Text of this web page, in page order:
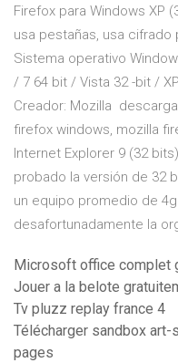
Firefox para Windows XP
usa pestañas, usa cifrado
Sistema operativo
/ 7 64 bit / Vista 32 -bit /
Creador: Mozilla
firefox windows, mozilla
Internet Explorer 9 (32
probado la versión de 32
un equipo promedio de 4g
desafortunadamente la
Microsoft office complet
Jouer a la belote
Tv pluzz replay france 4
Télécharger sandbox
pages